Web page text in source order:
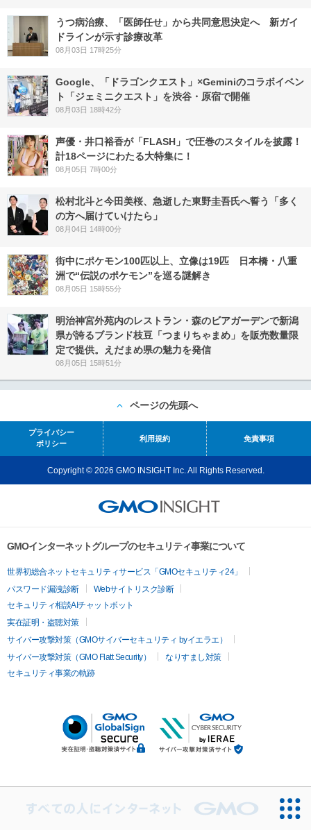
うつ病治療、「医師任せ」から共同意思決定へ 新ガイ
ドラインが示す診療改革
08月03日 17時25分
Google、「ドラゴンクエスト」×Geminiのコラボイベン
ト「ジェミニクエスト」を渋谷・原宿で開催
08月03日 18時42分
声優・井口裕香が「FLASH」で圧巻のスタイルを披露！
計18ページにわたる大特集に！
08月05日 7時00分
松村北斗と今田美桜、急逝した東野圭吾氏へ誓う「多く
の方へ届けていけたら」
08月04日 14時00分
街中にポケモン100匹以上、立像は19匹 日本橋・八重
洲で“伝説のポケモン”を巡る謎解き
08月05日 15時55分
明治神宮外苑内のレストラン・森のビアガーデンで新潟
県が誇るブランド枝豆「つまりちゃまめ」を販売数量限
定で提供。えだまめ県の魅力を発信
08月05日 15時51分
ページの先頭へ
プライバシー
ポリシー
利用規約 免責事項
Copyright © 2026 GMO INSIGHT Inc. All Rights Reserved.
GMOインターネットグループのセキュリティ事業について
世界初総合ネットセキュリティサービス「GMOセキュリティ24」
パスワード漏洩診断
Webサイトリスク診断
セキュリティ相談AIチャットボット
実在証明・盗聴対策
サイバー攻撃対策（GMOサイバーセキュリティ byイエラエ）
サイバー攻撃対策（GMO Flatt Security）
なりすまし対策
セキュリティ事業の軌跡